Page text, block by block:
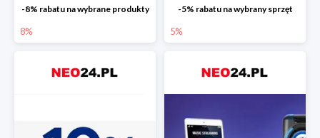
-8% rabatu na wybrane produkty
8%
-5% rabatu na wybrany sprzęt
5%